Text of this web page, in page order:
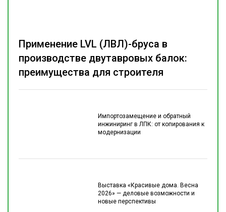
Импортозамещение и обратный
инжиниринг в ЛПК: от копирования к
модернизации
Выставка «Красивые дома. Весна
2026» — деловые возможности и
новые перспективы
Применение LVL (ЛВЛ)-бруса в
производстве двутавровых балок:
преимущества для строителя